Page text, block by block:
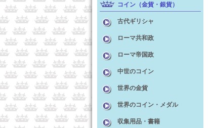
コイン（金貨・銀貨）
古代ギリシャ
ローマ共和政
ローマ帝国政
中世のコイン
世界の金貨
世界のコイン・メダル
収集用品・書籍